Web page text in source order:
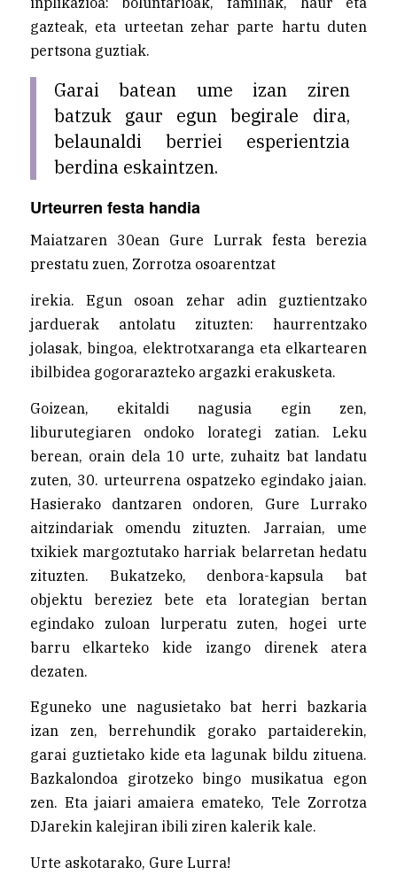
gazteak, eta urteetan zehar parte hartu duten
pertsona guztiak.
Garai batean ume izan ziren
batzuk gaur egun begirale dira,
belaunaldi berriei esperientzia
berdina eskaintzen.
Urteurren festa handia
Maiatzaren 30ean Gure Lurrak festa berezia
prestatu zuen, Zorrotza osoarentzat
irekia. Egun osoan zehar adin guztientzako
jarduerak antolatu zituzten: haurrentzako
jolasak, bingoa, elektrotxaranga eta elkartearen
ibilbidea gogorarazteko argazki erakusketa.
Goizean, ekitaldi nagusia egin zen,
liburutegiaren ondoko lorategi zatian. Leku
berean, orain dela 10 urte, zuhaitz bat landatu
zuten, 30. urteurrena ospatzeko egindako jaian.
Hasierako dantzaren ondoren, Gure Lurrako
aitzindariak omendu zituzten. Jarraian, ume
txikiek margoztutako harriak belarretan hedatu
zituzten. Bukatzeko, denbora-kapsula bat
objektu bereziez bete eta lorategian bertan
egindako zuloan lurperatu zuten, hogei urte
barru elkarteko kide izango direnek atera
dezaten.
Eguneko une nagusietako bat herri bazkaria
izan zen, berrehundik gorako partaiderekin,
garai guztietako kide eta lagunak bildu zituena.
Bazkalondoa girotzeko bingo musikatua egon
zen. Eta jaiari amaiera emateko, Tele Zorrotza
DJarekin kalejiran ibili ziren kalerik kale.
Urte askotarako, Gure Lurra!